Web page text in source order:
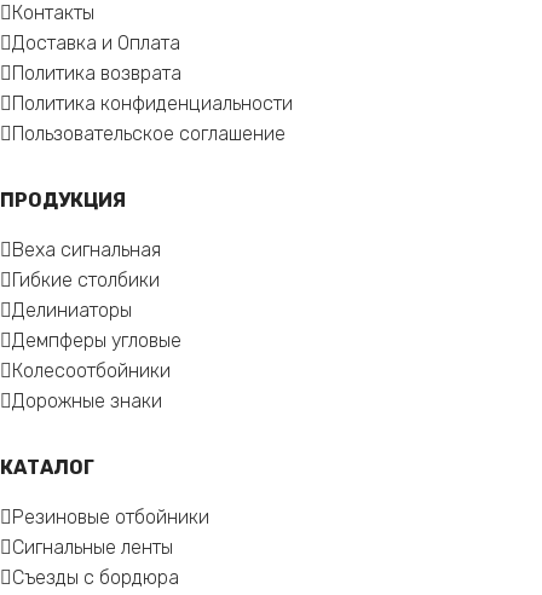
Контакты
Доставка и Оплата
Политика возврата
Политика конфиденциальности
Пользовательское соглашение
ПРОДУКЦИЯ
Веха сигнальная
Гибкие столбики
Делиниаторы
Демпферы угловые
Колесоотбойники
Дорожные знаки
КАТАЛОГ
Резиновые отбойники
Сигнальные ленты
Съезды с бордюра